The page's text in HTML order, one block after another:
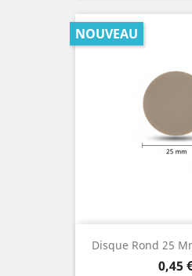
Disque Rond 25
Prix
0,45
NOUVEAU